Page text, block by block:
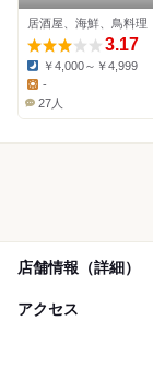
居酒屋、海鮮、鳥料理
3.17
Dinner:
￥4,000～￥4,999
-
27人
店舗情報（詳細）
アクセス